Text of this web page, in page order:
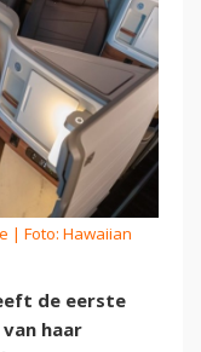
| Foto: Hawaiian
de eerste
haar